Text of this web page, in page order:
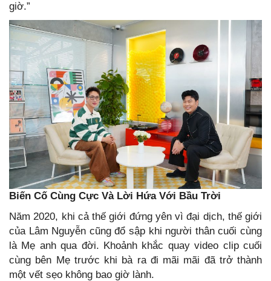
giờ.”
Biến Cố Cùng Cực Và Lời Hứa Với Bầu Trời
Năm 2020, khi cả thế giới đứng yên vì đại dịch, thế giới
của Lâm Nguyễn cũng đổ sập khi người thân cuối cùng
là Mẹ anh qua đời. Khoảnh khắc quay video clip cuối
cùng bên Mẹ trước khi bà ra đi mãi mãi đã trở thành
một vết sẹo không bao giờ lành.